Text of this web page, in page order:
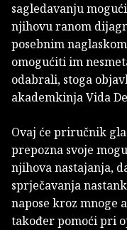
sagledavanju
njihovu ranom
posebnim
omogućiti im
odabrali, stoga
akademkinja Vida
Ovaj će priručnik
prepozna svoje
njihova nastajanja,
sprječavanja
napose kroz mnoge
također pomoći pri